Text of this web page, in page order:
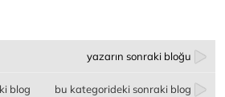
yazarın sonraki bloğu
blog bu kategorideki sonraki blog